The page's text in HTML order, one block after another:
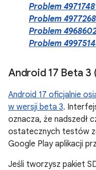
Problem
Problem
Problem
Problem
Android 17 Beta 3
Android 17 oficjalnie
w wersji beta 3.
oznacza, że nadszedł
ostatecznych testów
Google Play aplikacji
Jeśli tworzysz pakiet